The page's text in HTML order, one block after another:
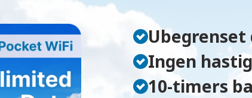
Ubegrenset
Ingen
10-timers